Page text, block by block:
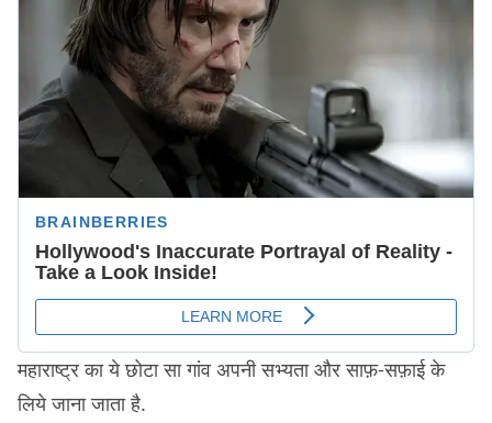
महाराष्ट्र का ये छोटा सा गांव अपनी सभ्यता और साफ़-सफ़ाई के
लिये जाना जाता है.